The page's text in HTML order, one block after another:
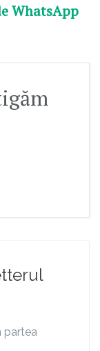
WhatsApp
partea